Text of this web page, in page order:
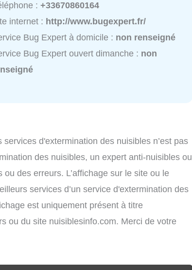
:+33670860164
internet : http://www.bugexpert.fr/
Bug Expert à domicile : non renseigné
Bug Expert ouvert dimanche : non
d'extermination des nuisibles n’est pas
des nuisibles, un expert anti-nuisibles ou
des erreurs. L’affichage sur le site ou le
services d’un service d'extermination des
est uniquement présent à titre
ou du site nuisiblesinfo.com. Merci de votre